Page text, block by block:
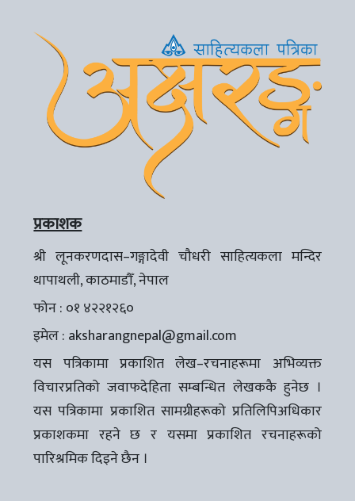
प्रकाशक
श्री लूनकरणदास–गङ्गादेवी चौधरी साहित्यकला मन्दिर
थापाथली, काठमाडौँ, नेपाल
फोन : ०१ ४२२१२६०
इमेल : aksharangnepal@gmail.com
यस पत्रिकामा प्रकाशित लेख–रचनाहरूमा अभिव्यक्त
विचारप्रतिको जवाफदेहिता सम्बन्धित लेखककै हुनेछ ।
यस पत्रिकामा प्रकाशित सामग्रीहरूको प्रतिलिपिअधिकार
प्रकाशकमा रहने छ र यसमा प्रकाशित रचनाहरूको
पारिश्रमिक दिइने छैन ।